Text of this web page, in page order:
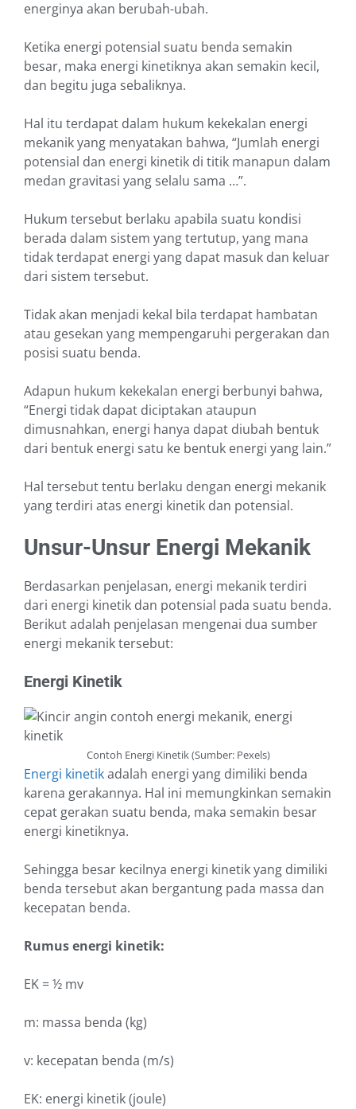
energinya akan berubah-ubah.
Ketika energi potensial suatu benda semakin
besar, maka energi kinetiknya akan semakin kecil,
dan begitu juga sebaliknya.
Hal itu terdapat dalam hukum kekekalan energi
mekanik yang menyatakan bahwa, “Jumlah energi
potensial dan energi kinetik di titik manapun dalam
medan gravitasi yang selalu sama …”.
Hukum tersebut berlaku apabila suatu kondisi
berada dalam sistem yang tertutup, yang mana
tidak terdapat energi yang dapat masuk dan keluar
dari sistem tersebut.
Tidak akan menjadi kekal bila terdapat hambatan
atau gesekan yang mempengaruhi pergerakan dan
posisi suatu benda.
Adapun hukum kekekalan energi berbunyi bahwa,
“Energi tidak dapat diciptakan ataupun
dimusnahkan, energi hanya dapat diubah bentuk
dari bentuk energi satu ke bentuk energi yang lain.”
Hal tersebut tentu berlaku dengan energi mekanik
yang terdiri atas energi kinetik dan potensial.
Unsur-Unsur Energi Mekanik
Berdasarkan penjelasan, energi mekanik terdiri
dari energi kinetik dan potensial pada suatu benda.
Berikut adalah penjelasan mengenai dua sumber
energi mekanik tersebut:
Energi Kinetik
Contoh Energi Kinetik (Sumber: Pexels)
Energi kinetikadalah energi yang dimiliki benda
karena gerakannya. Hal ini memungkinkan semakin
cepat gerakan suatu benda, maka semakin besar
energi kinetiknya.
Sehingga besar kecilnya energi kinetik yang dimiliki
benda tersebut akan bergantung pada massa dan
kecepatan benda.
Rumus energi kinetik:
EK = ½ mv
m: massa benda (kg)
v: kecepatan benda (m/s)
EK: energi kinetik (joule)